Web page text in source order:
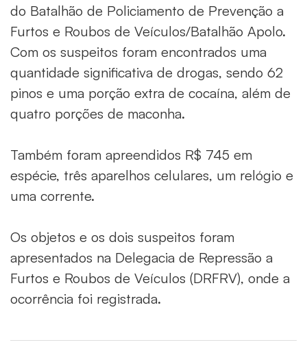
do Batalhão de Policiamento de Prevenção a
Furtos e Roubos de Veículos/Batalhão Apolo.
Com os suspeitos foram encontrados uma
quantidade significativa de drogas, sendo 62
pinos e uma porção extra de cocaína, além de
quatro porções de maconha.
Também foram apreendidos R$ 745 em
espécie, três aparelhos celulares, um relógio e
uma corrente.
Os objetos e os dois suspeitos foram
apresentados na Delegacia de Repressão a
Furtos e Roubos de Veículos (DRFRV), onde a
ocorrência foi registrada.